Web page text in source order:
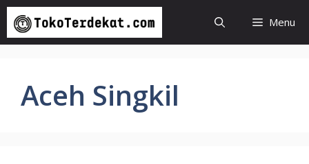
Langsung
isi
Menu
Aceh Singkil